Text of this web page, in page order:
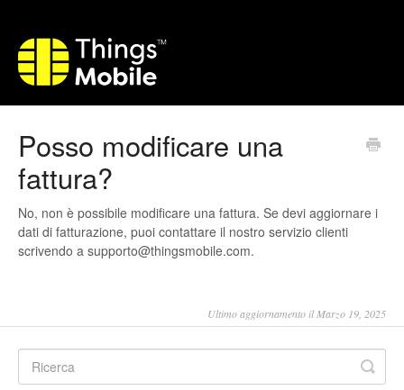
Posso modificare una
fattura?
No, non è possibile modificare una fattura. Se devi aggiornare i
dati di fatturazione, puoi contattare il nostro servizio clienti
scrivendo a supporto@thingsmobile.com.
Ultimo aggiornamento il Marzo 19, 2025